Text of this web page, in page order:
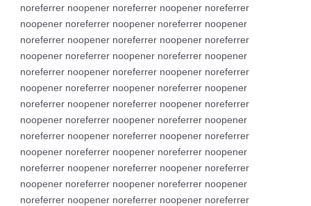
noreferrer noopener noreferrer noopener noreferrer
noopener noreferrer noopener noreferrer noopener
noreferrer noopener noreferrer noopener noreferrer
noopener noreferrer noopener noreferrer noopener
noreferrer noopener noreferrer noopener noreferrer
noopener noreferrer noopener noreferrer noopener
noreferrer noopener noreferrer noopener noreferrer
noopener noreferrer noopener noreferrer noopener
noreferrer noopener noreferrer noopener noreferrer
noopener noreferrer noopener noreferrer noopener
noreferrer noopener noreferrer noopener noreferrer
noopener noreferrer noopener noreferrer noopener
noreferrer noopener noreferrer noopener noreferrer